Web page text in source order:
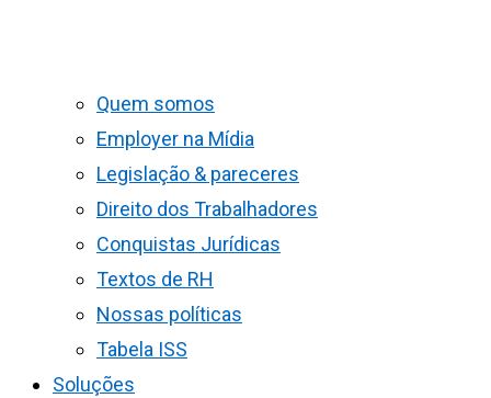
Quem somos
Employer na Mídia
Legislação & pareceres
Direito dos Trabalhadores
Conquistas Jurídicas
Textos de RH
Nossas políticas
Tabela ISS
Soluções